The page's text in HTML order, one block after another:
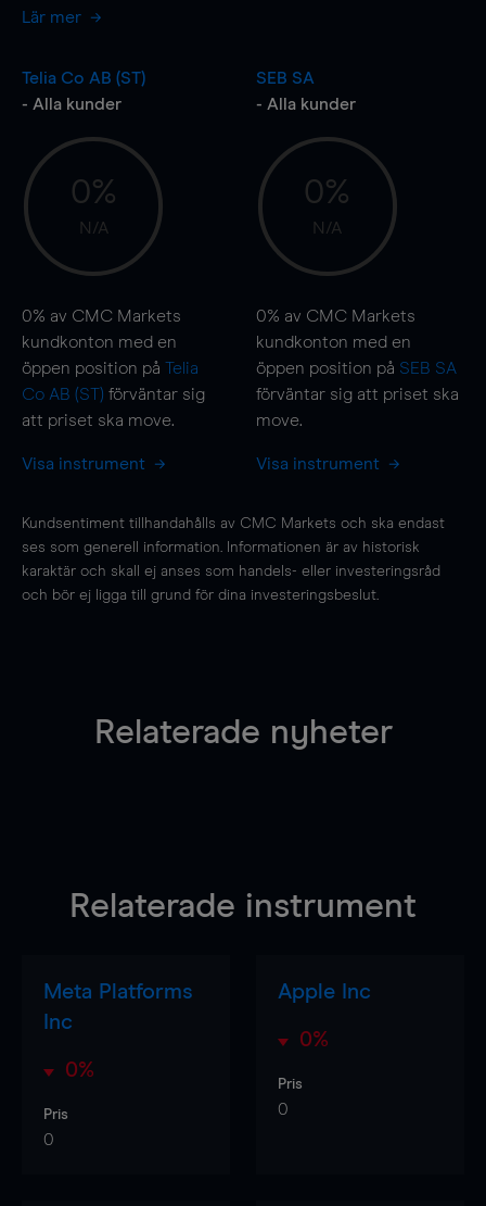
Lär mer
Telia Co AB (ST)
- Alla kunder
0%
N/A
0% av CMC Markets
kundkonton med en
öppen position på Telia
Co AB (ST) förväntar sig
att priset ska move.
Visa instrument
SEB SA
- Alla kunder
0%
N/A
0% av CMC Markets
kundkonton med en
öppen position på SEB SA
förväntar sig att priset ska
move.
Visa instrument
Kundsentiment tillhandahålls av CMC Markets och ska endast
ses som generell information. Informationen är av historisk
karaktär och skall ej anses som handels- eller investeringsråd
och bör ej ligga till grund för dina investeringsbeslut.
Relaterade nyheter
Relaterade instrument
Meta Platforms
Inc
0%
Pris
0
Apple Inc
0%
Pris
0